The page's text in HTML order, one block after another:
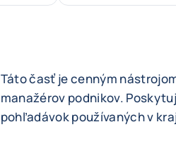
Táto časť je cenným
manažérov podnikov.
pohľadávok používaných v